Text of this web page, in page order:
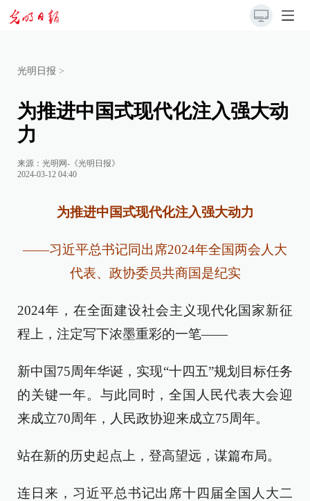
光明日报 >
为推进中国式现代化注入强大动
力
来源： 光明网-《光明日报》
2024-03-12 04:40
为推进中国式现代化注入强大动力
——习近平总书记同出席2024年全国两会人大
代表、政协委员共商国是纪实
2024年，在全面建设社会主义现代化国家新征
程上，注定写下浓墨重彩的一笔——
新中国75周年华诞，实现“十四五”规划目标任务
的关键一年。与此同时，全国人民代表大会迎
来成立70周年，人民政协迎来成立75周年。
站在新的历史起点上，登高望远，谋篇布局。
连日来，习近平总书记出席十四届全国人大二